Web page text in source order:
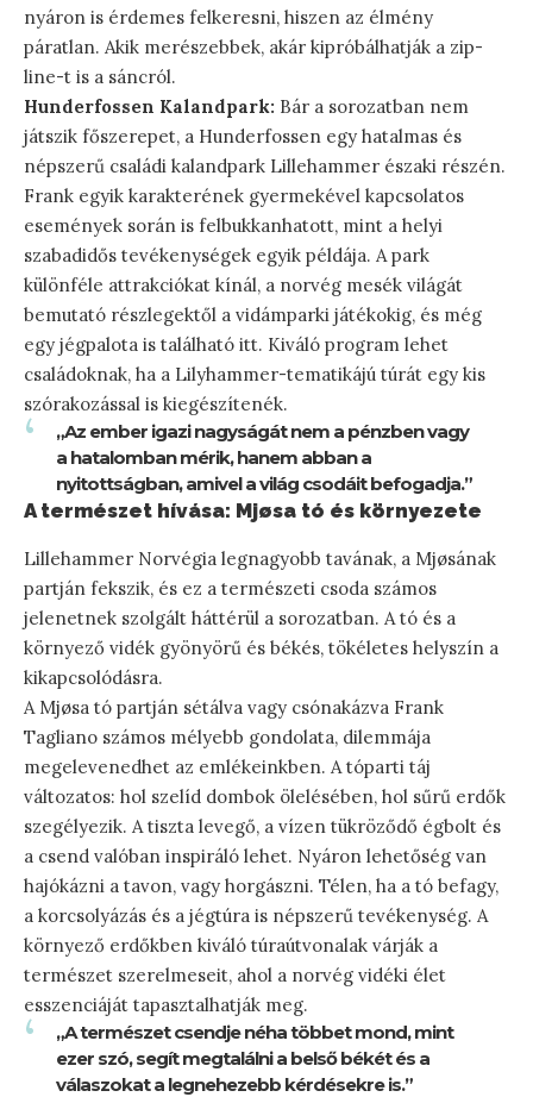
nyáron is érdemes felkeresni, hiszen az élmény
páratlan. Akik merészebbek, akár kipróbálhatják a zip-
line-t is a sáncról.
Hunderfossen Kalandpark: Bár a sorozatban nem
játszik főszerepet, a Hunderfossen egy hatalmas és
népszerű családi kalandpark Lillehammer északi részén.
Frank egyik karakterének gyermekével kapcsolatos
események során is felbukkanhatott, mint a helyi
szabadidős tevékenységek egyik példája. A park
különféle attrakciókat kínál, a norvég mesék világát
bemutató részlegektől a vidámparki játékokig, és még
egy jégpalota is található itt. Kiváló program lehet
családoknak, ha a Lilyhammer-tematikájú túrát egy kis
szórakozással is kiegészítenék.
„Az ember igazi nagyságát nem a pénzben vagy
a hatalomban mérik, hanem abban a
nyitottságban, amivel a világ csodáit befogadja.”
A természet hívása: Mjøsa tó és környezete
Lillehammer Norvégia legnagyobb tavának, a Mjøsának
partján fekszik, és ez a természeti csoda számos
jelenetnek szolgált háttérül a sorozatban. A tó és a
környező vidék gyönyörű és békés, tökéletes helyszín a
kikapcsolódásra.
A Mjøsa tó partján sétálva vagy csónakázva Frank
Tagliano számos mélyebb gondolata, dilemmája
megelevenedhet az emlékeinkben. A tóparti táj
változatos: hol szelíd dombok ölelésében, hol sűrű erdők
szegélyezik. A tiszta levegő, a vízen tükröződő égbolt és
a csend valóban inspiráló lehet. Nyáron lehetőség van
hajókázni a tavon, vagy horgászni. Télen, ha a tó befagy,
a korcsolyázás és a jégtúra is népszerű tevékenység. A
környező erdőkben kiváló túraútvonalak várják a
természet szerelmeseit, ahol a norvég vidéki élet
esszenciáját tapasztalhatják meg.
„A természet csendje néha többet mond, mint
ezer szó, segít megtalálni a belső békét és a
válaszokat a legnehezebb kérdésekre is.”